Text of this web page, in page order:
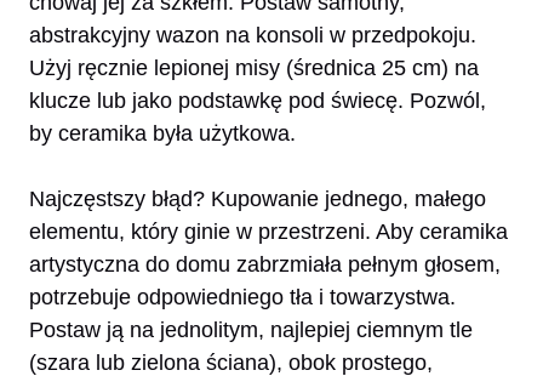
abstrakcyjny wazon na konsoli w przedpokoju.
Użyj ręcznie lepionej misy (średnica 25 cm) na
klucze lub jako podstawkę pod świecę. Pozwól,
by ceramika była użytkowa.
Najczęstszy błąd? Kupowanie jednego, małego
elementu, który ginie w przestrzeni. Aby ceramika
artystyczna do domu zabrzmiała pełnym głosem,
potrzebuje odpowiedniego tła i towarzystwa.
Postaw ją na jednolitym, najlepiej ciemnym tle
(szara lub zielona ściana), obok prostego,